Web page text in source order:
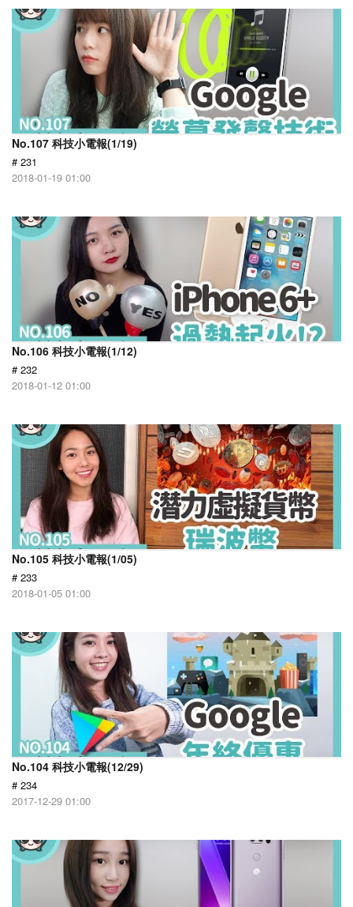
No.107 科技小電報(1/19)
# 231
2018-01-19 01:00
No.106 科技小電報(1/12)
# 232
2018-01-12 01:00
No.105 科技小電報(1/05)
# 233
2018-01-05 01:00
No.104 科技小電報(12/29)
# 234
2017-12-29 01:00